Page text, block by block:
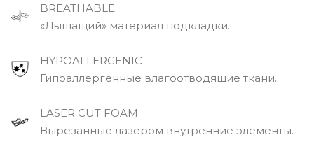
BREATHABLE
«Дышащий» материал подкладки.
HYPOALLERGENIC
Гипоаллергенные влагоотводящие ткани.
LASER CUT FOAM
Вырезанные лазером внутренние элементы.